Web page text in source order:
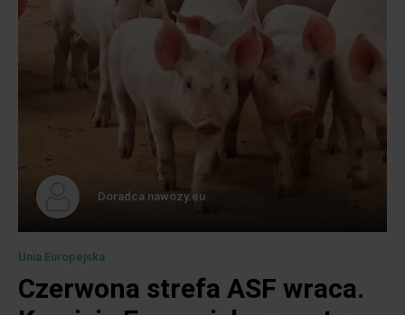
Doradca nawozy.eu
Unia Europejska
Czerwona strefa ASF wraca.